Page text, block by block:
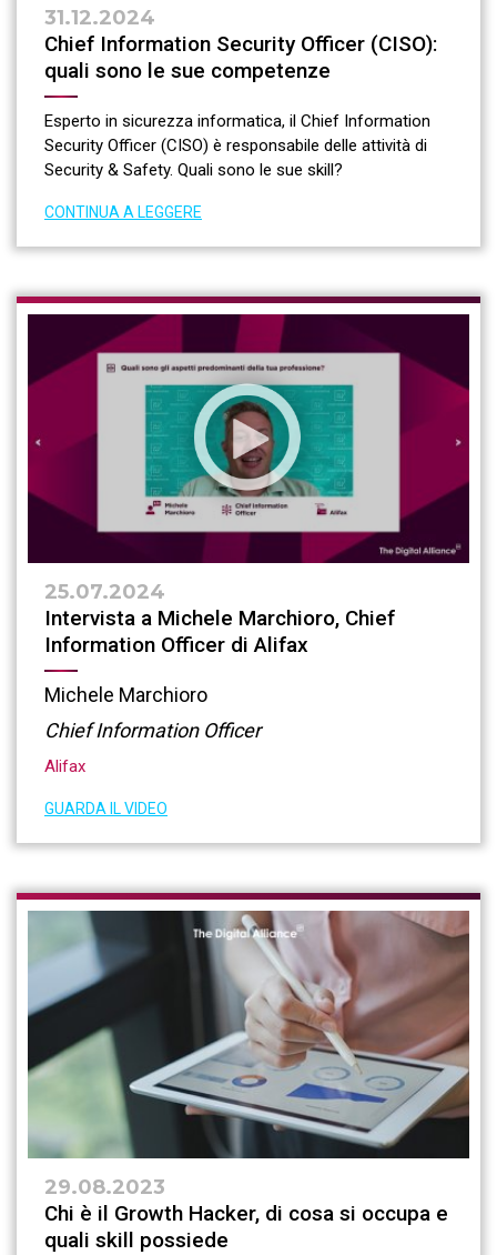
31.12.2024
Chief Information Security Officer (CISO):
quali sono le sue competenze
Esperto in sicurezza informatica, il Chief Information
Security Officer (CISO) è responsabile delle attività di
Security & Safety. Quali sono le sue skill?
CONTINUA A LEGGERE
25.07.2024
Intervista a Michele Marchioro, Chief
Information Officer di Alifax
Michele Marchioro
Chief Information Officer
Alifax
GUARDA IL VIDEO
29.08.2023
Chi è il Growth Hacker, di cosa si occupa e
quali skill possiede